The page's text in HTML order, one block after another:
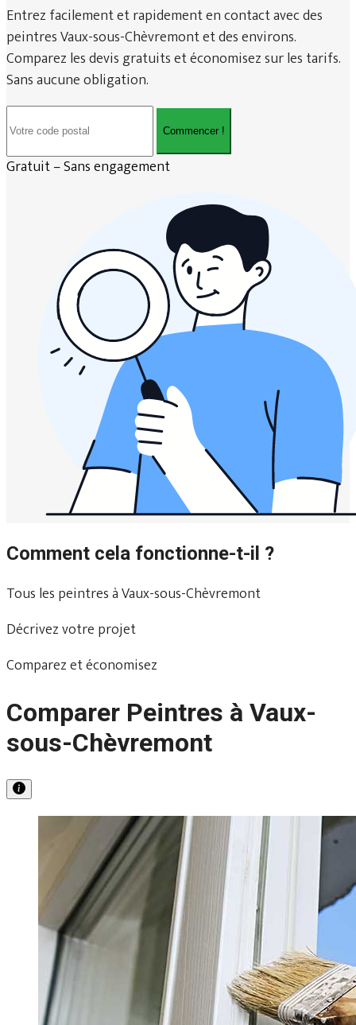
Entrez facilement et rapidement en contact avec des
peintres Vaux-sous-Chèvremont et des environs.
Comparez les devis gratuits et économisez sur les tarifs.
Sans aucune obligation.
Commencer !
Gratuit – Sans engagement
Comment cela fonctionne-t-il ?
Tous les peintres à Vaux-sous-Chèvremont
Décrivez votre projet
Comparez et économisez
Comparer Peintres à Vaux-
sous-Chèvremont